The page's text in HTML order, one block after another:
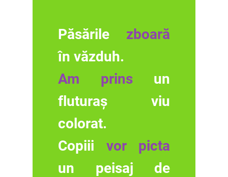
Păsările zboară
în văzduh.
Am prins un
fluturaș viu
colorat.
Copiii vor picta
un peisaj de